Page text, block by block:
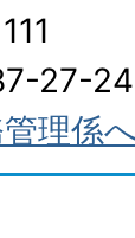
27-
理係